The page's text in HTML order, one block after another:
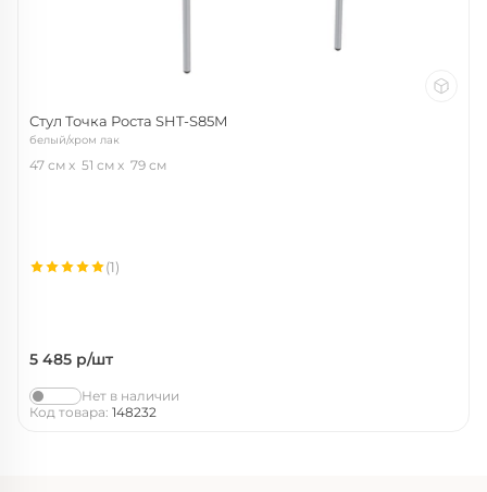
Стул Точка Роста SHT-S85М
белый/хром лак
47 см 51 см 79 см
5 485 р/шт
(1)
Нет в наличии
Код товара: 148232